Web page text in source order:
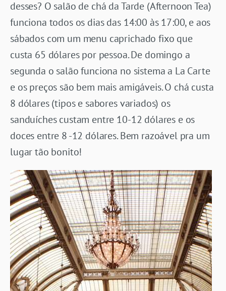
desses? O salão de chá da Tarde (Afternoon Tea)
funciona todos os dias das 14:00 às 17:00, e aos
sábados com um menu caprichado fixo que
custa 65 dólares por pessoa. De domingo a
segunda o salão funciona no sistema a La Carte
e os preços são bem mais amigáveis. O chá custa
8 dólares (tipos e sabores variados) os
sanduíches custam entre 10-12 dólares e os
doces entre 8 -12 dólares. Bem razoável pra um
lugar tão bonito!